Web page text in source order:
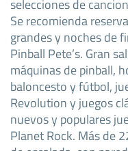
Se recomienda
grandes y noches de
Pinball Pete’s. Gran
máquinas de pinball,
baloncesto y fútbol,
Revolution y juegos
nuevos y populares
Planet Rock. Más de